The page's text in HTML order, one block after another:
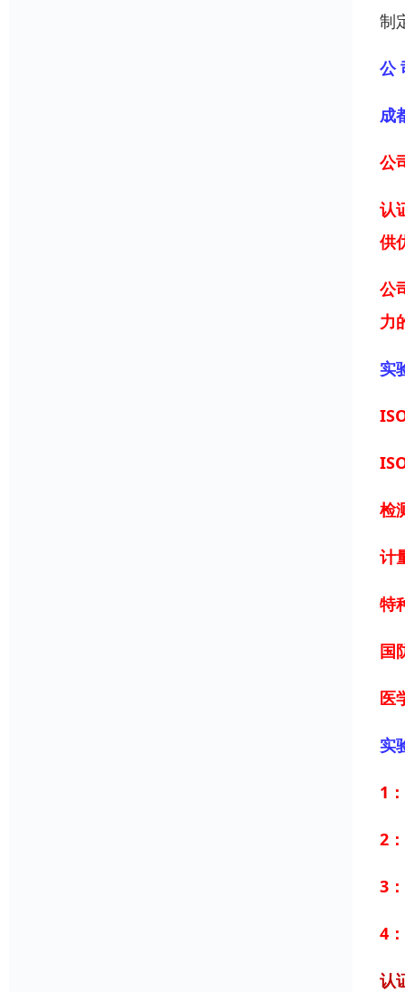
制
公
成
公
认
供
公
力
实
检
计
特
国
医
实
1
2
3
4
认